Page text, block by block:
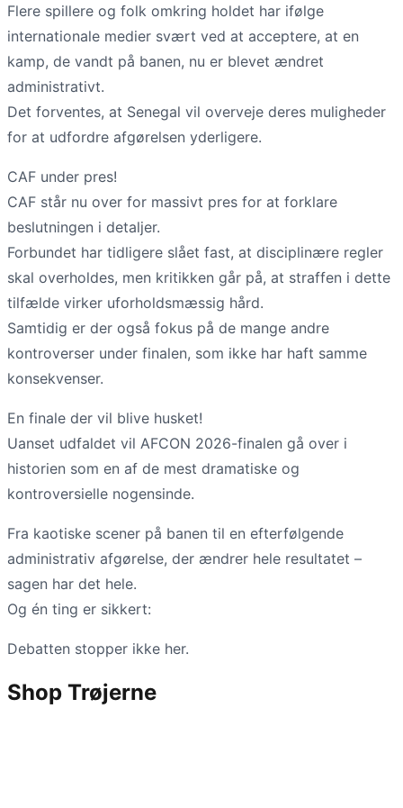
Flere spillere og folk omkring holdet har ifølge
internationale medier svært ved at acceptere, at en
kamp, de vandt på banen, nu er blevet ændret
administrativt.
Det forventes, at Senegal vil overveje deres muligheder
for at udfordre afgørelsen yderligere.
CAF under pres!
CAF står nu over for massivt pres for at forklare
beslutningen i detaljer.
Forbundet har tidligere slået fast, at disciplinære regler
skal overholdes, men kritikken går på, at straffen i dette
tilfælde virker uforholdsmæssig hård.
Samtidig er der også fokus på de mange andre
kontroverser under finalen, som ikke har haft samme
konsekvenser.
En finale der vil blive husket!
Uanset udfaldet vil AFCON 2026-finalen gå over i
historien som en af de mest dramatiske og
kontroversielle nogensinde.
Fra kaotiske scener på banen til en efterfølgende
administrativ afgørelse, der ændrer hele resultatet –
sagen har det hele.
Og én ting er sikkert:
Debatten stopper ikke her.
Shop Trøjerne